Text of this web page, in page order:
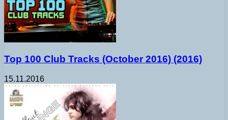
Top 100 Club Tracks (October 2016) (2016)
15.11.2016